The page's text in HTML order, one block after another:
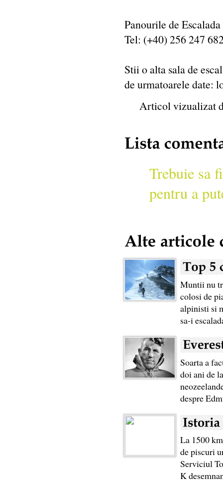
Panourile de
Tel: (+40) 256 247
Stii o alta sala de
de urmatoarele date:
Articol vizualizat
Trebuie sa
pentru a
Muntii nu
colosi de
alpinisti si
sa-i
Soarta a
doi ani de
despre
La 1500
de piscuri
Serviciul
K